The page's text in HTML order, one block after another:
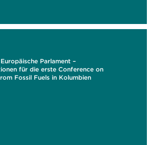
Parlament –
für die erste Conference on
Fossil Fuels in Kolumbien